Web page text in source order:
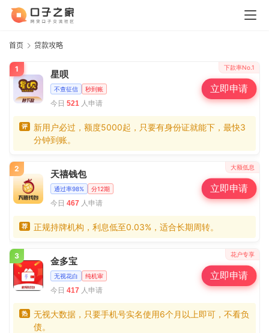
首页 贷款攻略
1 下款率No.1
星呗
不查征信 秒到账
今日 521 人申请
立即申请
评
新用户必过，额度5000起，只要有身份证就能下，最快3
分钟到账。
2 大额低息
天禧钱包
通过率98% 分12期
今日 467 人申请
立即申请
荐 正规持牌机构，利息低至0.03%，适合长期周转。
3 花户专享
金多宝
无视花白 纯机审
今日 417 人申请
立即申请
热
无视大数据，只要手机号实名使用6个月以上即可，不看负
债。